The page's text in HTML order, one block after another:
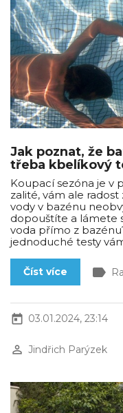
Jak poznat, že
třeba kbelíkový
Koupací sezóna je v
zalité, vám ale radost
vody v bazénu
dopouštíte a lámete
voda přímo z
jednoduché testy
Číst více label
today 03.01.2024, 23:14
perm_identity Jindřich Parýzek